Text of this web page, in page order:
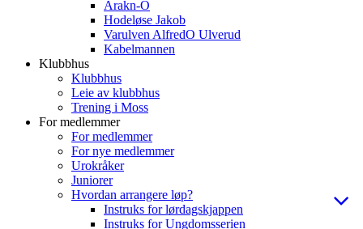
Arakn-O
Hodeløse Jakob
Varulven AlfredO Ulverud
Kabelmannen
Klubbhus
Klubbhus
Leie av klubbhus
Trening i Moss
For medlemmer
For medlemmer
For nye medlemmer
Urokråker
Juniorer
Hvordan arrangere løp?
Instruks for lørdagskjappen
Instruks for Ungdomsserien